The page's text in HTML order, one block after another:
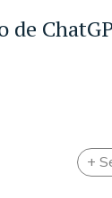
+